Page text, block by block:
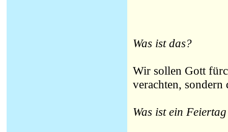
Was ist das?
Wir sollen Gott
verachten, sondern
Was ist ein